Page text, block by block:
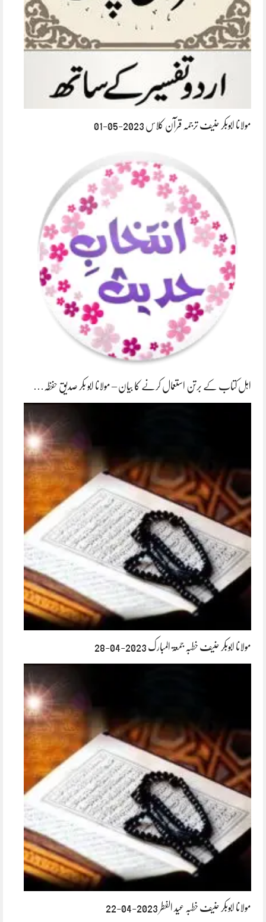
مولانا ابوبکر حنیف ترجمہ قرآن کلاس 2023-05-01
اہل کتاب کے برتن استعمال کرنے کا بیان – مولانا ابو بکر صدیق حفظہ…
مولانا ابوبکر حنیف خطبہ جمعۃ المبارک 2023-04-28
مولانا ابوبکر حنیف خطبہ عید الفطر 2023-04-22